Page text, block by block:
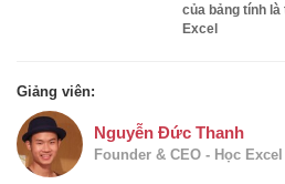
của bảng tính là
Excel
Giảng viên:
Nguyễn Đức Thanh
Founder & CEO - Học